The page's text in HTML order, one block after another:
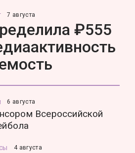
7 августа
₽555
6 августа
Всероссийской
4 августа